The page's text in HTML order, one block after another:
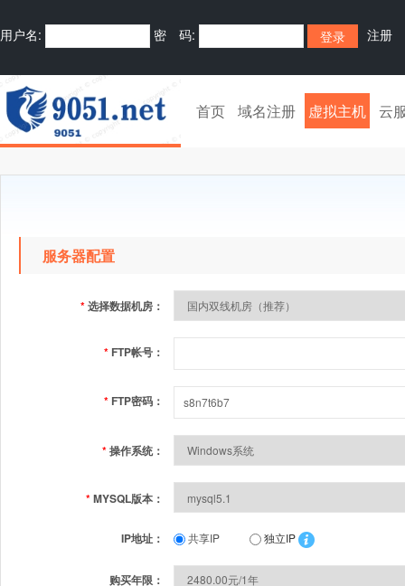
用户名: 密 码: 注册
首页 域名注册 虚拟主机 云
服务器配置
*选择数据机房：
* FTP帐号：
* FTP密码：
*操作系统：
*MYSQL版本：
IP地址： 共享IP 独立IP
购买年限：